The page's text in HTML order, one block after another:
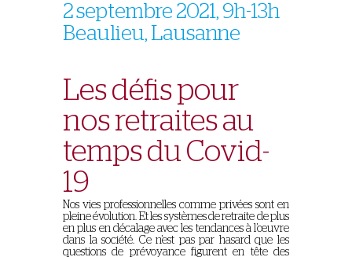
2 septembre 2021, 9h-13h
Beaulieu, Lausanne
Les défis pour
nos retraites au
temps du Covid-
19
Nos vies professionnelles comme privées sont en
pleine évolution. Et les systèmes de retraite de plus
en plus en décalage avec les tendances à l’œuvre
dans la société. Ce n’est pas par hasard que les
questions de prévoyance figurent en tête des